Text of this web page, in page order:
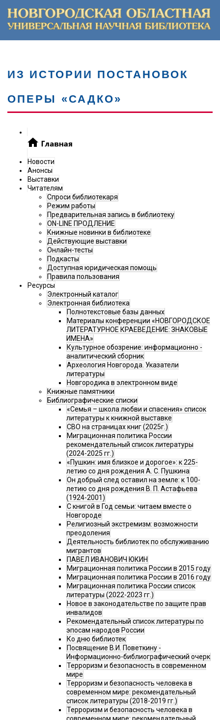
ИЗ ИСТОРИИ ПОСТАНОВОК
ОПЕРЫ «САДКО»
Новости
Анонсы
Выставки
Читателям
Спроси библиотекаря
Режим работы
Предварительная запись в библиотеку
ON-LINE ПРОДЛЕНИЕ
Книжные новинки в библиотеке
Действующие выставки
Онлайн-тесты
Подкасты
Доступная юридическая помощь
Правила пользования
Ресурсы
Электронный каталог
Электронная библиотека
Полнотекстовые базы данных
Материалы конференции «НОВГОРОДСКОЕ
ЛИТЕРАТУРНОЕ КРАЕВЕДЕНИЕ: ЗНАКОВЫЕ
ИМЕНА»
Культурное обозрение: информационно -
аналитический сборник
Археология Новгорода. Указатели
литературы
Новгородика в электронном виде
Книжные памятники
Библиографические списки
«Семья – школа любви и спасения» список
литературы к книжной выставке
СВО на страницах книг (2025г.)
Миграционная политика России
рекомендательный список литературы
(2024-2025 гг.)
«Пушкин: имя близкое и дорогое»: к 225-
летию со дня рождения А. С. Пушкина
Он добрый след оставил на земле: к 100-
летию со дня рождения В. П. Астафьева
(1924-2001)
С книгой в Год семьи: читаем вместе о
Новгороде
Религиозный экстремизм: возможности
преодоления
Деятельность библиотек по обслуживанию
мигрантов
ПАВЕЛ ИВАНОВИЧ ЮКИН
Миграционная политика России в 2015 году
Миграционная политика России в 2016 году
Миграционная политика России список
литературы (2022-2023 гг.)
Новое в законодательстве по защите прав
инвалидов
Рекомендательный список литературы по
эпосам народов России
Ко дню библиотек
Посвящение В.И. Поветкину -
Информационно-библиографический очерк
Терроризм и безопасность в современном
мире
Терроризм и безопасность человека в
современном мире: рекомендательный
список литературы (2018-2019 гг.)
Терроризм и безопасность человека в